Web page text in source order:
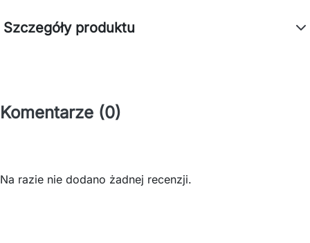
Szczegóły produktu
Komentarze (0)
Na razie nie dodano żadnej recenzji.